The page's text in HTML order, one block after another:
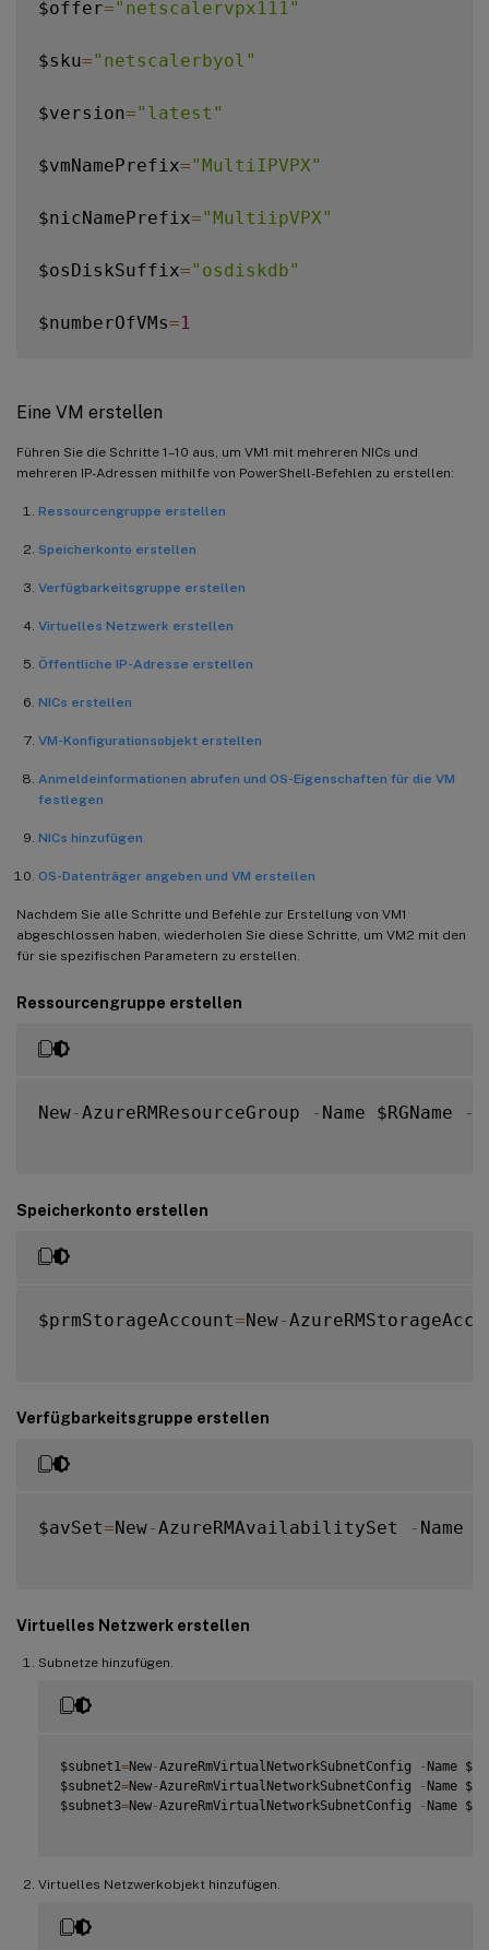
$offer="netscalervpx111"
$sku="netscalerbyol"
$version="latest"
$vmNamePrefix="MultiIPVPX"
$nicNamePrefix="MultiipVPX"
$osDiskSuffix="osdiskdb"
$numberOfVMs=1
$ipAddressPrefix2= "10.0.2."
$pubIPName2="MultiIP-pip2"
$IpConfigName1="IPConfig1"
$IPConfigName3= "IPConfig-3"
$IPConfigName4
$frontendSubnetName
$backendSubnetName2="subnet\_2"
$suffixNumber=10
Eine VM erstellen
Führen Sie die Schritte 1–10 aus, um VM1 mit mehreren NICs und
mehreren IP-Adressen mithilfe von PowerShell-Befehlen zu erstellen:
Ressourcengruppe erstellen
Speicherkonto erstellen
Verfügbarkeitsgruppe erstellen
Virtuelles Netzwerk erstellen
Öffentliche IP-Adresse erstellen
NICs erstellen
VM-Konfigurationsobjekt erstellen
Anmeldeinformationen abrufen und OS-Eigenschaften für die VM
festlegen
NICs hinzufügen
OS-Datenträger angeben und VM erstellen
Nachdem Sie alle Schritte und Befehle zur Erstellung von VM1
abgeschlossen haben, wiederholen Sie diese Schritte, um VM2 mit den
für sie spezifischen Parametern zu erstellen.
Ressourcengruppe erstellen
New-AzureRMResourceGroup - Name $RGName -
Speicherkonto erstellen
$prmStorageAccount=New-
Verfügbarkeitsgruppe erstellen
$avSet=New-AzureRMAvailabilitySet - Name
Virtuelles Netzwerk erstellen
Subnetze hinzufügen.
$subnet1=New-AzureRmVirtualNetworkSubnetConfig - Name
$subnet2=New-AzureRmVirtualNetworkSubnetConfig - Name
$subnet3=New-AzureRmVirtualNetworkSubnetConfig - Name
Virtuelles Netzwerkobjekt hinzufügen.